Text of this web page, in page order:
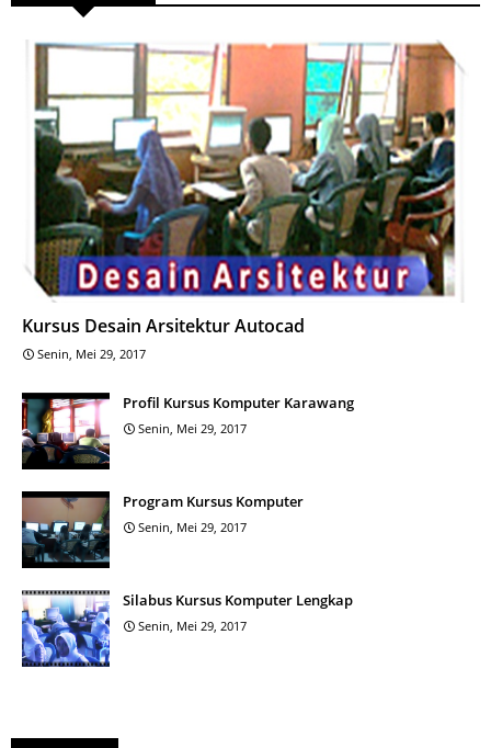
Kursus Desain Arsitektur Autocad
Senin, Mei 29, 2017
Profil Kursus Komputer Karawang
Senin, Mei 29, 2017
Program Kursus Komputer
Senin, Mei 29, 2017
Silabus Kursus Komputer Lengkap
Senin, Mei 29, 2017